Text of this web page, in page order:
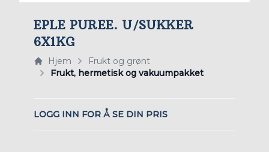
EPLE PUREE. U/SUKKER
6X1KG
Hjem
Frukt og grønt
Frukt, hermetisk og vakuumpakket
LOGG INN FOR Å SE DIN PRIS